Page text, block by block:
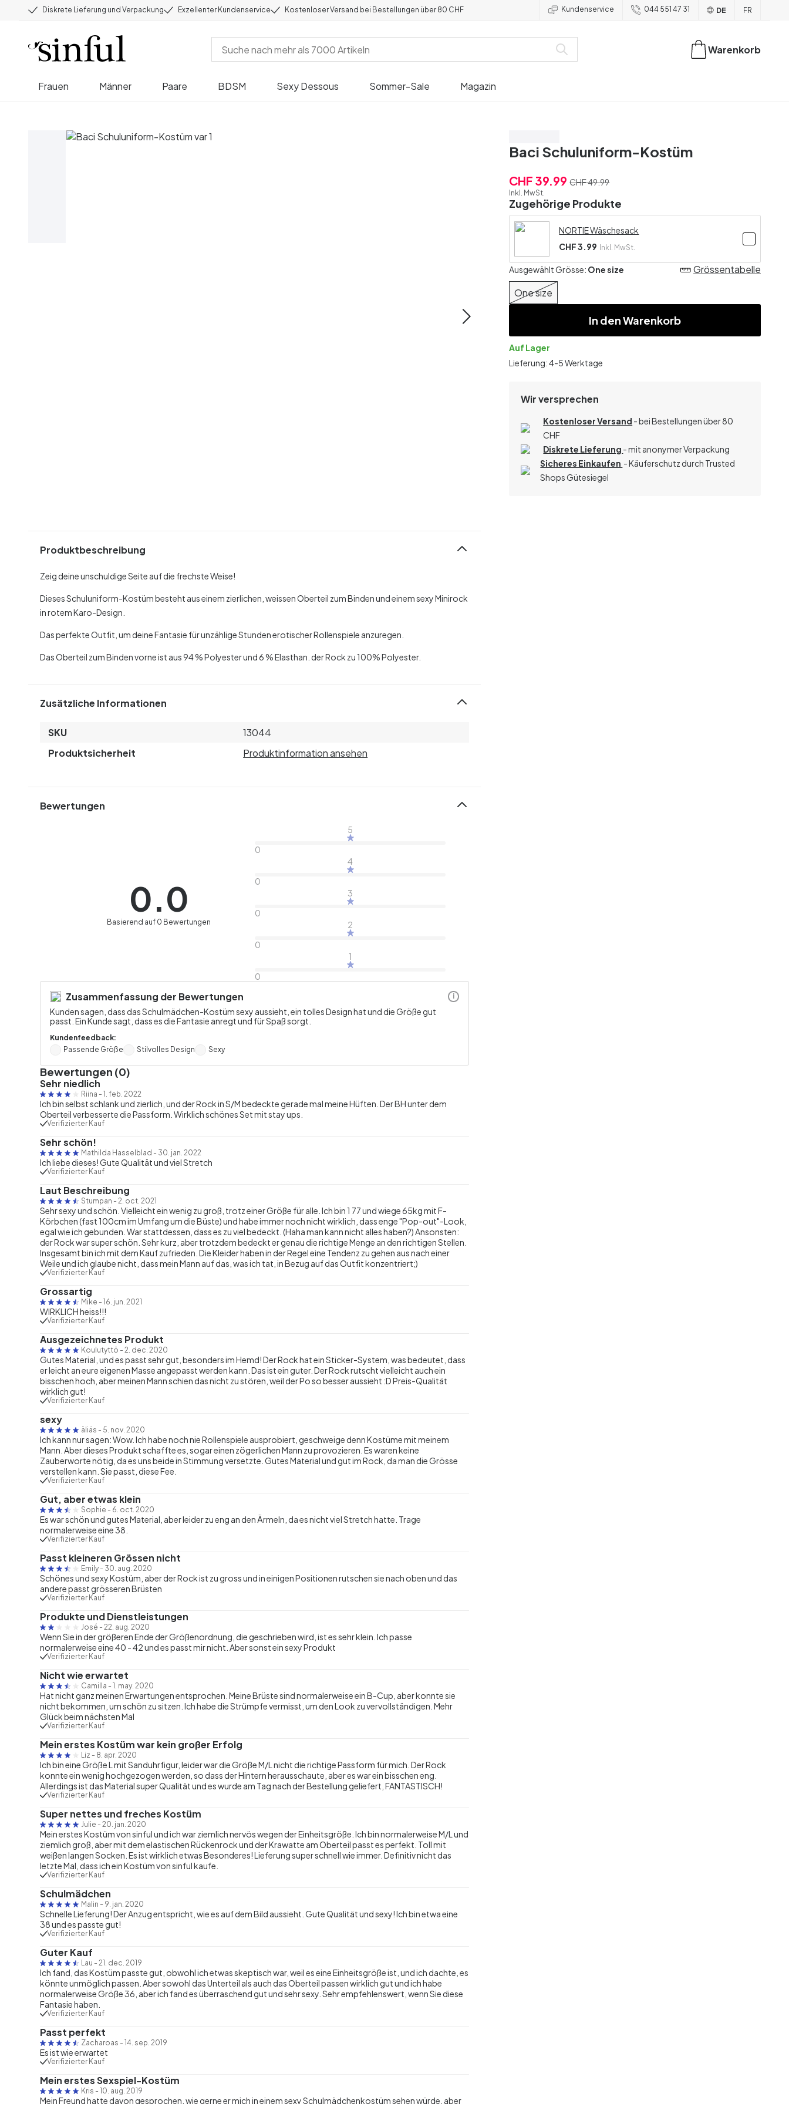
Diskrete Lieferung und Verpackung Exzellenter Kundenservice Kostenloser Versand bei Bestellungen über 80 CHF Kundenservice 044 551 47 31 DE FR
Frauen Männer Paare BDSM Sexy Dessous Sommer-Sale Magazin
Warenkorb
Baci Schuluniform-Kostüm
CHF 39.99 CHF 49.99
Inkl. MwSt.
Zugehörige Produkte
NORTIE Wäschesack
CHF 3.99 Inkl. MwSt.
Ausgewählt Grösse: One size
One size
Grössentabelle
In den Warenkorb
Auf Lager
Lieferung: 4-5 Werktage
Wir versprechen
Kostenloser Versand - bei Bestellungen über 80
CHF
Diskrete Lieferung - mit anonymer Verpackung
Sicheres Einkaufen - Käuferschutz durch Trusted
Shops Gütesiegel
Produktbeschreibung
Zeig deine unschuldige Seite auf die frechste Weise!
Dieses Schuluniform-Kostüm besteht aus einem zierlichen, weissen Oberteil zum Binden und einem sexy Minirock
in rotem Karo-Design.
Das perfekte Outfit, um deine Fantasie für unzählige Stunden erotischer Rollenspiele anzuregen.
Das Oberteil zum Binden vorne ist aus 94 % Polyester und 6 % Elasthan. der Rock zu 100% Polyester.
Zusätzliche Informationen
SKU
13044
Produktsicherheit
Produktinformation ansehen
Bewertungen
0.0
Basierend auf 0 Bewertungen
5
0
4
0
3
0
2
0
1
0
Zusammenfassung der Bewertungen
Kunden sagen, dass das Schulmädchen-Kostüm sexy aussieht, ein tolles Design hat und die Größe gut
passt. Ein Kunde sagt, dass es die Fantasie anregt und für Spaß sorgt.
Kundenfeedback:
Passende Größe
Stilvolles Design Sexy
i
Bewertungen (0)
Sehr niedlich
Riina - 1. feb. 2022
Ich bin selbst schlank und zierlich, und der Rock in S/M bedeckte gerade mal meine Hüften. Der BH unter dem
Oberteil verbesserte die Passform. Wirklich schönes Set mit stay ups.
Verifizierter Kauf
Sehr schön!
Mathilda Hasselblad - 30. jan. 2022
Ich liebe dieses! Gute Qualität und viel Stretch
Verifizierter Kauf
Laut Beschreibung
Stumpan - 2. oct. 2021
Sehr sexy und schön. Vielleicht ein wenig zu groß, trotz einer Größe für alle. Ich bin 1 77 und wiege 65kg mit F-
Körbchen (fast 100cm im Umfang um die Büste) und habe immer noch nicht wirklich, dass enge "Pop-out"-Look,
egal wie ich gebunden. War stattdessen, dass es zu viel bedeckt. (Haha man kann nicht alles haben?) Ansonsten:
der Rock war super schön. Sehr kurz, aber trotzdem bedeckt er genau die richtige Menge an den richtigen Stellen.
Insgesamt bin ich mit dem Kauf zufrieden. Die Kleider haben in der Regel eine Tendenz zu gehen aus nach einer
Weile und ich glaube nicht, dass mein Mann auf das, was ich tat, in Bezug auf das Outfit konzentriert;)
Verifizierter Kauf
Grossartig
Mike - 16. jun. 2021
WIRKLICH heiss!!!
Verifizierter Kauf
Ausgezeichnetes Produkt
Koulutyttö - 2. dec. 2020
Gutes Material, und es passt sehr gut, besonders im Hemd! Der Rock hat ein Sticker-System, was bedeutet, dass
er leicht an eure eigenen Masse angepasst werden kann. Das ist ein guter. Der Rock rutscht vielleicht auch ein
bisschen hoch, aber meinen Mann schien das nicht zu stören, weil der Po so besser aussieht :D Preis-Qualität
wirklich gut!
Verifizierter Kauf
sexy
äliäs - 5. nov. 2020
Ich kann nur sagen: Wow. Ich habe noch nie Rollenspiele ausprobiert, geschweige denn Kostüme mit meinem
Mann. Aber dieses Produkt schaffte es, sogar einen zögerlichen Mann zu provozieren. Es waren keine
Zauberworte nötig, da es uns beide in Stimmung versetzte. Gutes Material und gut im Rock, da man die Grösse
verstellen kann. Sie passt, diese Fee.
Verifizierter Kauf
Gut, aber etwas klein
Sophie - 6. oct. 2020
Es war schön und gutes Material, aber leider zu eng an den Ärmeln, da es nicht viel Stretch hatte. Trage
normalerweise eine 38.
Verifizierter Kauf
Passt kleineren Grössen nicht
Emily - 30. aug. 2020
Schönes und sexy Kostüm, aber der Rock ist zu gross und in einigen Positionen rutschen sie nach oben und das
andere passt grösseren Brüsten
Verifizierter Kauf
Produkte und Dienstleistungen
José - 22. aug. 2020
Wenn Sie in der größeren Ende der Größenordnung, die geschrieben wird, ist es sehr klein. Ich passe
normalerweise eine 40 - 42 und es passt mir nicht. Aber sonst ein sexy Produkt
Verifizierter Kauf
Nicht wie erwartet
Camilla - 1. may. 2020
Hat nicht ganz meinen Erwartungen entsprochen. Meine Brüste sind normalerweise ein B-Cup, aber konnte sie
nicht bekommen, um schön zu sitzen. Ich habe die Strümpfe vermisst, um den Look zu vervollständigen. Mehr
Glück beim nächsten Mal
Verifizierter Kauf
Mein erstes Kostüm war kein großer Erfolg
Liz - 8. apr. 2020
Ich bin eine Größe L mit Sanduhrfigur, leider war die Größe M/L nicht die richtige Passform für mich. Der Rock
konnte ein wenig hochgezogen werden, so dass der Hintern herausschaute, aber es war ein bisschen eng.
Allerdings ist das Material super Qualität und es wurde am Tag nach der Bestellung geliefert, FANTASTISCH!
Verifizierter Kauf
Super nettes und freches Kostüm
Julie - 20. jan. 2020
Mein erstes Kostüm von sinful und ich war ziemlich nervös wegen der Einheitsgröße. Ich bin normalerweise M/L und
ziemlich groß, aber mit dem elastischen Rückenrock und der Krawatte am Oberteil passt es perfekt. Toll mit
weißen langen Socken. Es ist wirklich etwas Besonderes! Lieferung super schnell wie immer. Definitiv nicht das
letzte Mal, dass ich ein Kostüm von sinful kaufe.
Verifizierter Kauf
Schulmädchen
Malin - 9. jan. 2020
Schnelle Lieferung! Der Anzug entspricht, wie es auf dem Bild aussieht. Gute Qualität und sexy! Ich bin etwa eine
38 und es passte gut!
Verifizierter Kauf
Guter Kauf
Lau - 21. dec. 2019
Ich fand, das Kostüm passte gut, obwohl ich etwas skeptisch war, weil es eine Einheitsgröße ist, und ich dachte, es
könnte unmöglich passen. Aber sowohl das Unterteil als auch das Oberteil passen wirklich gut und ich habe
normalerweise Größe 36, aber ich fand es überraschend gut und sehr sexy. Sehr empfehlenswert, wenn Sie diese
Fantasie haben.
Verifizierter Kauf
Passt perfekt
Zacharoas - 14. sep. 2019
Es ist wie erwartet
Verifizierter Kauf
Mein erstes Sexspiel-Kostüm
Kris - 10. aug. 2019
Mein Freund hatte davon gesprochen, wie gerne er mich in einem sexy Schulmädchenkostüm sehen würde, aber